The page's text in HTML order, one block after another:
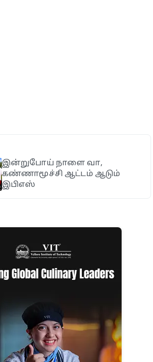
இன்றுபோய் நாளை வா,
கண்ணாமூச்சி ஆட்டம் ஆடும்
இபிஎஸ்